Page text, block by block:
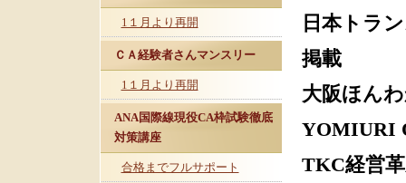
1１月より再開
ＣＡ経験者さんマンスリー
1１月より再開
ANA国際線現役CA枠試験徹底
対策講座
合格までフルサポート
日本トラ
掲載
大阪ほん
YOMIURI
TKC経営